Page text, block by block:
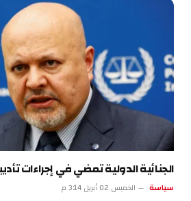
الجنائية الدولية تمضي في إجراءات
سياسة الخميس 02 أبريل 3:14 م